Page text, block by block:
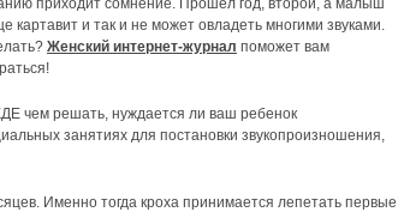
приходит сомнение. Прошел год, второй, а малыш
картавит и так и не может овладеть многими звуками.
Женский интернет-журнал поможет вам
чем решать, нуждается ли ваш ребенок
занятиях для постановки звукопроизношения,
Именно тогда кроха принимается лепетать первые